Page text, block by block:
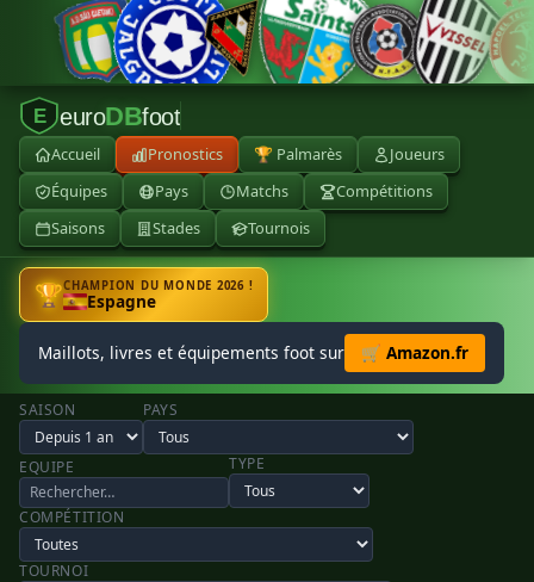
E euroDBfoot
Accueil Pronostics 🏆 Palmarès
Joueurs
Équipes
Pays Matchs
Compétitions
Saisons
Stades Tournois
🏆CHAMPION DU MONDE 2026 !
Espagne
Maillots, livres et équipements foot sur 🛒 Amazon.fr
SAISON PAYS
EQUIPE TYPE
COMPÉTITION
TOURNOI